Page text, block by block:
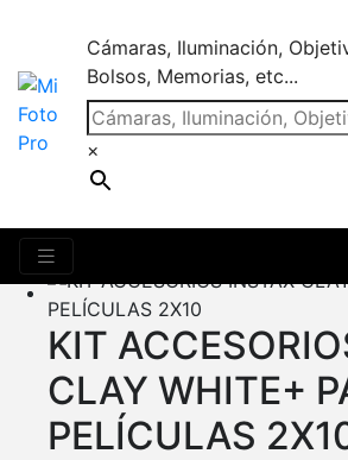
Cámaras, Iluminación,
Bolsos, Memorias, etc...
×
Accesorios mini
Mostrando 9 resultados
KIT
CLAY WHITE+
PELÍCULAS